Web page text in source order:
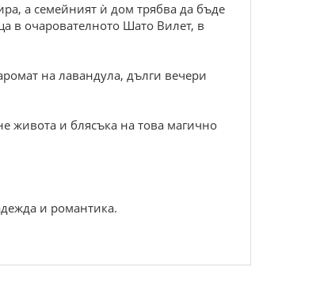
а семейният ѝ дом трябва да бъде
в очарователното Шато Вилет, в
на лавандула, дълги вечери
живота и блясъка на това магично
и романтика.